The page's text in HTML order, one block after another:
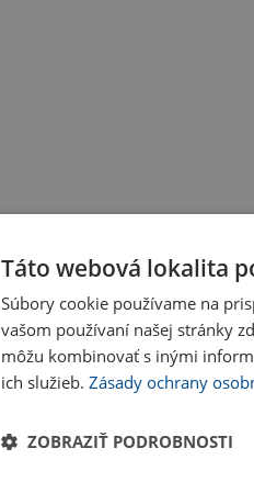
Táto webová lokalita
Súbory cookie používame na
vašom používaní našej stránky
môžu kombinovať s inými
ich služieb. Zásady ochrany
ZOBRAZIŤ PODROBNOSTI